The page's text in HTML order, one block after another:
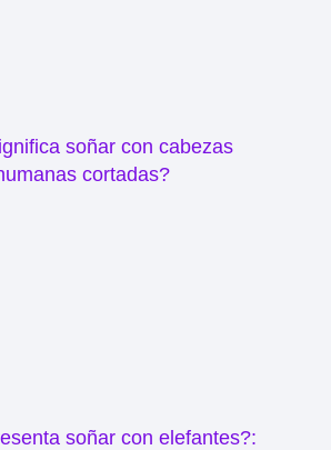
soñar con cabezas
cortadas?
soñar con elefantes?: